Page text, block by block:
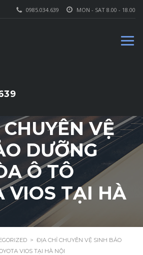
MON - SAT 8.00 - 18.00
0985.034.639
VỆ
DƯỠNG
Ô TÔ
VIOS TẠI HÀ
> ĐỊA CHỈ CHUYÊN VỆ SINH BẢO
VIOS TẠI HÀ NỘI